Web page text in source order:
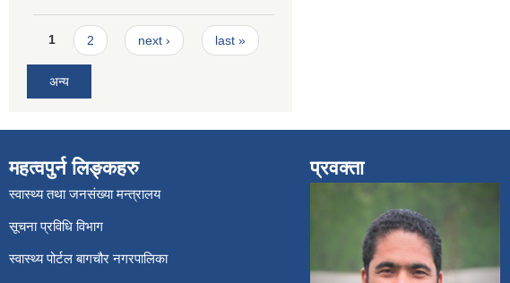
Pages
1 2 next › last »
अन्य
महत्वपुर्न लिङ्कहरु
स्वास्थ्य तथा जनसंख्या मन्त्रालय
सूचना प्रविधि विभाग
स्वास्थ्य पोर्टल बागचौर नगरपालिका
प्रवक्ता